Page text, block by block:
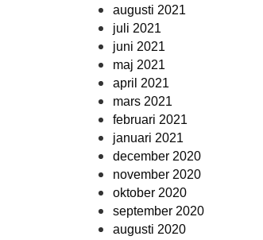
augusti 2021
juli 2021
juni 2021
maj 2021
april 2021
mars 2021
februari 2021
januari 2021
december 2020
november 2020
oktober 2020
september 2020
augusti 2020